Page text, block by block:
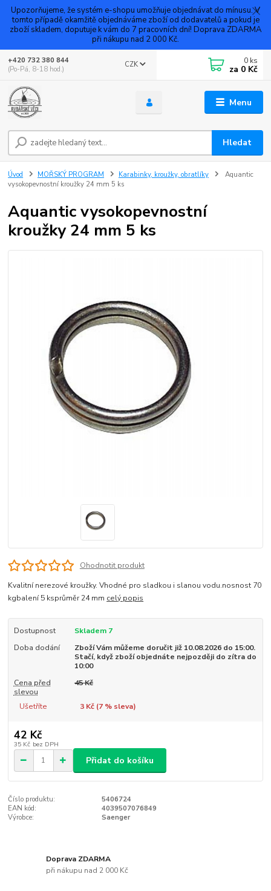
Upozorňujeme, že systém e-shopu umožňuje objednávat do mínusu. V
tomto případě okamžitě objednáváme zboží od dodavatelů a pokud je
zboží skladem, doputuje k vám do 7 pracovních dní! Doprava ZDARMA
při nákupu nad 2 000 Kč.
Menu
CZK
Hledat
+420 732 380 844
(Po-Pá, 8-18 hod.)
0 ks
za 0 Kč
Úvod MOŘSKÝ PROGRAM Karabinky, kroužky, obratlíky
Aquantic
vysokopevnostní kroužky 24 mm 5 ks
Aquantic vysokopevnostní
kroužky 24 mm 5 ks
Ohodnotit produkt
Kvalitní nerezové kroužky. Vhodné pro sladkou i slanou vodu.nosnost 70
kgbalení 5 ksprůměr 24 mm celý popis
Dostupnost
Skladem 7
Doba dodání
Zboží Vám můžeme doručit již 10.08.2026 do 15:00.
Stačí, když zboží objednáte nejpozději do zítra do
10:00
Cena před
slevou
45 Kč
Ušetříte 3 Kč (7% sleva)
42 Kč
35 Kč bez DPH
Přidat do košíku
Číslo produktu:
5406724
EAN kód:
4039507076849
Výrobce:
Saenger
Doprava ZDARMA
při nákupu nad 2 000 Kč